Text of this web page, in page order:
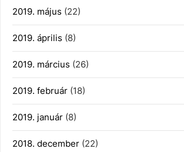
2019. május (22)
2019. április (8)
2019. március (26)
2019. február (18)
2019. január (8)
2018. december (22)